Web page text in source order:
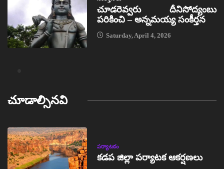
చూడరెవ్వరు దీనిసోద్యంబు
పరికించి – అన్నమయ్య సంకీర్తన
Saturday, April 4, 2026
చూడాల్సినవి
పర్యాటకం
కడప జిల్లా పర్యాటక ఆకర్షణలు